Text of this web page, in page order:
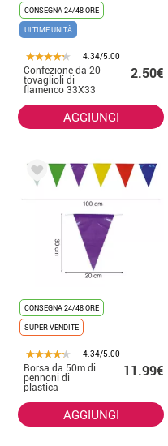
CONSEGNA 24/48 ORE
ULTIME UNITÀ
4.34/5.00
Confezione da 20
tovaglioli di
flamenco 33X33
2.50€
AGGIUNGI
CONSEGNA 24/48 ORE
SUPER VENDITE
4.34/5.00
Borsa da 50m di
pennoni di
plastica
11.99€
AGGIUNGI